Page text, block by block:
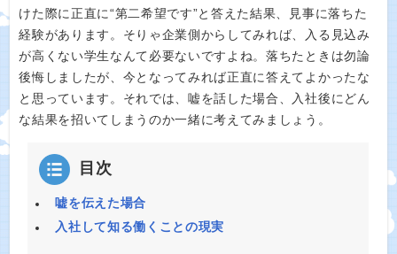
けた際に正直に“第二希望です”と答えた結果、見事に落ちた
経験があります。そりゃ企業側からしてみれば、入る見込み
が高くない学生なんて必要ないですよね。落ちたときは勿論
後悔しましたが、今となってみれば正直に答えてよかったな
と思っています。それでは、嘘を話した場合、入社後にどん
な結果を招いてしまうのか一緒に考えてみましょう。
目次
嘘を伝えた場合
入社して知る働くことの現実